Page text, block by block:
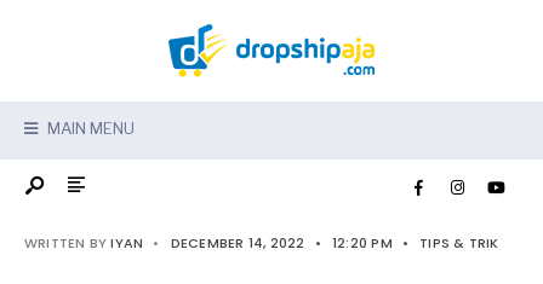
MAIN MENU
WRITTEN BYIYAN • DECEMBER 14, 2022 • 12:20 PM • TIPS & TRIK